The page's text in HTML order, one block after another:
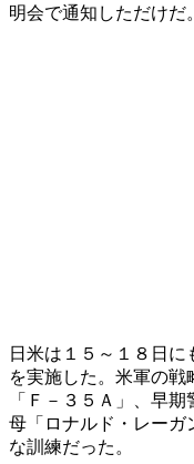
明会で通知しただけだ。
日米は１５～１８日
を実施した。米軍の
「Ｆ－３５Ａ」、早
母「ロナルド・レーガ
な訓練だった。